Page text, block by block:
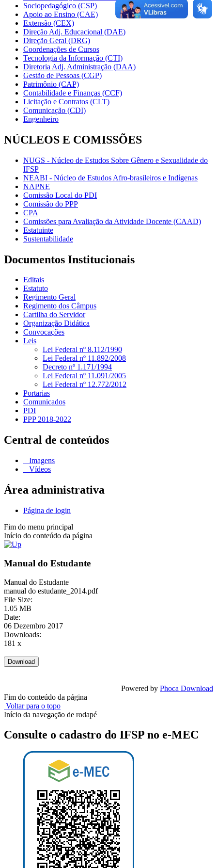
Sociopedagógico (CSP)
Apoio ao Ensino (CAE)
Extensão (CEX)
Direção Adj. Educacional (DAE)
Direção Geral (DRG)
Coordenações de Cursos
Tecnologia da Informação (CTI)
Diretoria Adj. Administração (DAA)
Gestão de Pessoas (CGP)
Patrimônio (CAP)
Contabilidade e Finanças (CCF)
Licitação e Contratos (CLT)
Comunicação (CDI)
Engenheiro
NÚCLEOS E COMISSÕES
NUGS - Núcleo de Estudos Sobre Gênero e Sexualidade do
IFSP
NEABI - Núcleo de Estudos Afro-brasileiros e Indígenas
NAPNE
Comissão Local do PDI
Comissão do PPP
CPA
Comissões para Avaliação da Atividade Docente (CAAD)
Estatuinte
Sustentabilidade
Documentos Institucionais
Editais
Estatuto
Regimento Geral
Regimento dos Câmpus
Cartilha do Servidor
Organização Didática
Convocações
Leis
Lei Federal nº 8.112/1990
Lei Federal nº 11.892/2008
Decreto nº 1.171/1994
Lei Federal nº 11.091/2005
Lei Federal nº 12.772/2012
Portarias
Comunicados
PDI
PPP 2018-2022
Central de conteúdos
Imagens
Vídeos
Área administrativa
Página de login
Fim do menu principal
Início do conteúdo da página
Manual do Estudante
Manual do Estudante
manual do estudante_2014.pdf
File Size:
1.05 MB
Date:
06 Dezembro 2017
Downloads:
181 x
Powered by Phoca Download
Fim do conteúdo da página
Voltar para o topo
Início da navegação de rodapé
Consulte o cadastro do IFSP no e-MEC